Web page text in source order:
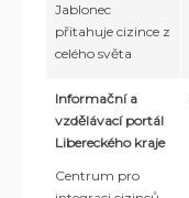
Jablonec
přitahuje cizince z
celého světa
Informační a
vzdělávací portál
Libereckého kraje
Centrum pro